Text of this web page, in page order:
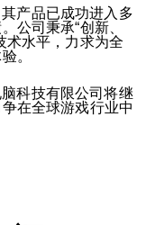
产品已成功进入多
公司秉承“创新、
术水平，力求为全
。
科技有限公司将继
在全球游戏行业中